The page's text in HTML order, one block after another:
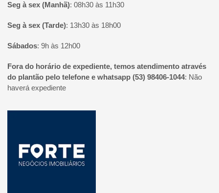
Seg à sex (Manhã): 08h30 às 11h30
Seg à sex (Tarde): 13h30 às 18h00
Sábados: 9h às 12h00
Fora do horário de expediente, temos atendimento através
do plantão pelo telefone e whatsapp (53) 98406-1044: Não
haverá expediente